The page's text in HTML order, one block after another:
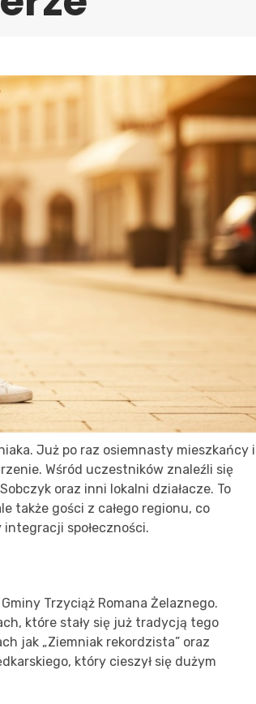
Już po raz osiemnasty mieszkańcy i
Wśród uczestników znaleźli się
oraz inni lokalni działacze. To
także gości z całego regionu, co
społeczności.
Trzyciąż Romana Żelaznego.
które stały się już tradycją tego
jak „Ziemniak rekordzista” oraz
który cieszył się dużym